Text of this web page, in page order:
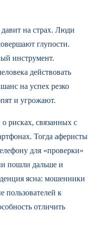
на страх. Люди
глупости.
инструмент.
действовать
на успех резко
и угрожают.
рисках, связанных с
Тогда аферисты
для «проверки»
пошли дальше и
ясна: мошенники
пользователей к
отличить